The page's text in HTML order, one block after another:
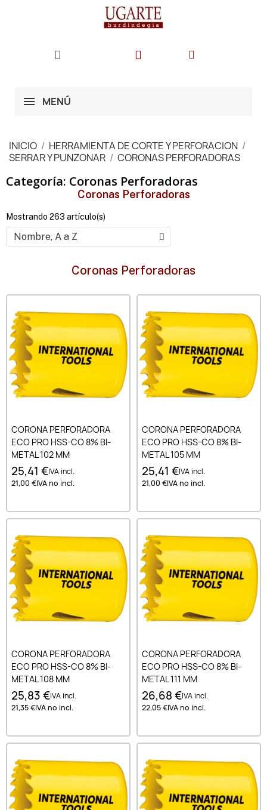
MENÚ
INICIO
HERRAMIENTA DE CORTE Y PERFORACION
SERRAR Y PUNZONAR
CORONAS PERFORADORAS
Categoría: Coronas Perforadoras
Coronas Perforadoras
Mostrando 263 artículo(s)
Coronas Perforadoras
CORONA PERFORADORA
ECO PRO HSS-CO 8% BI-
METAL 102 MM
25,41 €IVA incl.
21,00 €IVA no incl.
CORONA PERFORADORA
ECO PRO HSS-CO 8% BI-
METAL 105 MM
25,41 €IVA incl.
21,00 €IVA no incl.
CORONA PERFORADORA
ECO PRO HSS-CO 8% BI-
METAL 108 MM
25,83 €IVA incl.
21,35 €IVA no incl.
CORONA PERFORADORA
ECO PRO HSS-CO 8% BI-
METAL 111 MM
26,68 €IVA incl.
22,05 €IVA no incl.